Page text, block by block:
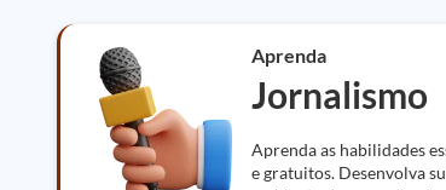
Aprenda
Jornalismo
Aprenda as habilidades
e gratuitos. Desenvolva